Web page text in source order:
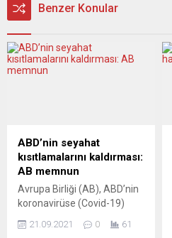
Benzer Konular
ABD’nin seyahat
kısıtlamalarını kaldırması:
AB memnun
Avrupa Birliği (AB), ABD’nin
koronavirüse (Covid-19)
AB vatandaşlarına seyahat
21.09.2021 0 61